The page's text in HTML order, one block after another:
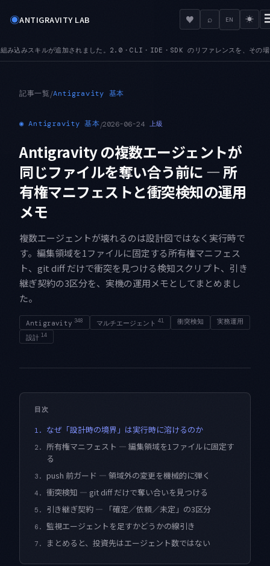
◉ANTIGRAVITY LAB ♥ ⌕ EN ☀
IDE・SDK のリファレンスを、その場で文脈込みで引けます●MCPURL —
記事一覧/Antigravity 基本
◉ Antigravity 基本/2026-06-24 上級
Antigravity の複数エージェントが
同じファイルを奪い合う前に — 所
有権マニフェストと衝突検知の運用
メモ
複数エージェントが壊れるのは設計図ではなく実行時で
す。編集領域を1ファイルに固定する所有権マニフェス
ト、git diff だけで衝突を見つける検知スクリプト、引き
継ぎ契約の3区分を、実機の運用メモとしてまとめまし
た。
Antigravity 348 マルチエージェント 41 衝突検知
実務運用
設計 14
目次
1. なぜ「設計時の境界」は実行時に溶けるのか
2.
所有権マニフェスト — 編集領域を1ファイルに固定す
る
3. push 前ガード — 領域外の変更を機械的に弾く
4. 衝突検知 — git diff だけで奪い合いを見つける
5. 引き継ぎ契約 — 「確定／依頼／未定」の3区分
6. 監視エージェントを足すかどうかの線引き
7. まとめると、投資先はエージェント数ではない